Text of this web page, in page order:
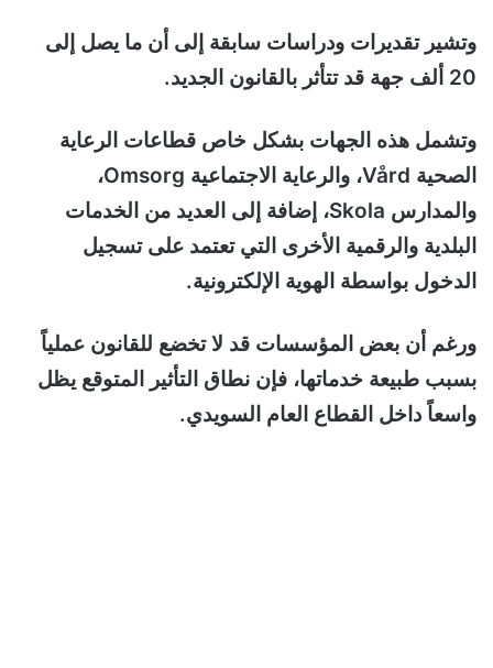
وتشير تقديرات ودراسات سابقة إلى أن ما يصل إلى
20 ألف جهة قد تتأثر بالقانون الجديد.
وتشمل هذه الجهات بشكل خاص قطاعات الرعاية
الصحية Vård، والرعاية الاجتماعية Omsorg،
والمدارس Skola، إضافة إلى العديد من الخدمات
البلدية والرقمية الأخرى التي تعتمد على تسجيل
الدخول بواسطة الهوية الإلكترونية.
ورغم أن بعض المؤسسات قد لا تخضع للقانون عملياً
بسبب طبيعة خدماتها، فإن نطاق التأثير المتوقع يظل
واسعاً داخل القطاع العام السويدي.